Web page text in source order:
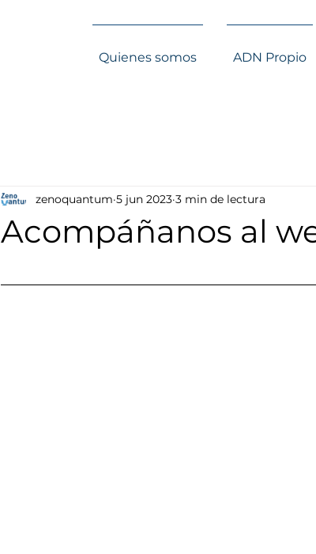
Quienes somos ADN Propio
Acompáñanos al
zenoquantum 5 jun 2023 3 min de lectura